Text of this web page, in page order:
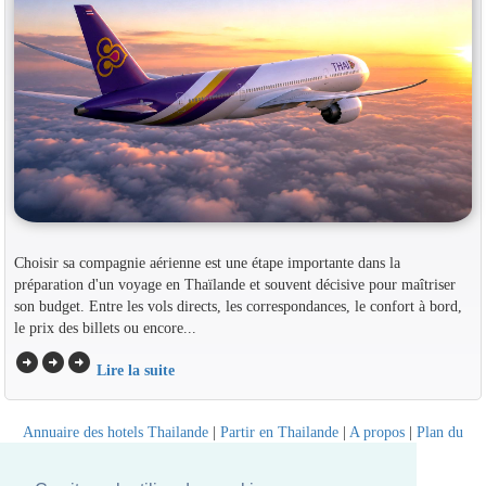
Choisir sa compagnie aérienne est une étape importante dans la
préparation d'un voyage en Thaïlande et souvent décisive pour maîtriser
son budget. Entre les vols directs, les correspondances, le confort à bord,
le prix des billets ou encore...
arrow_circle_rightarrow_circle_rightarrow_circle_right Lire la suite
Annuaire des hotels Thailande | Partir en Thailande | A propos | Plan du